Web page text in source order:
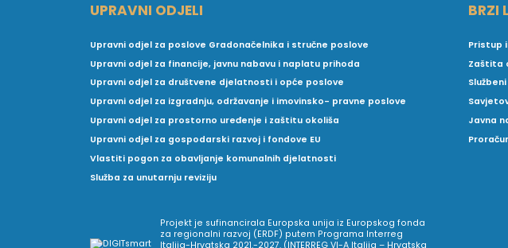
UPRAVNI ODJELI
Upravni odjel za poslove Gradonačelnika i stručne poslove
Upravni odjel za financije, javnu nabavu i naplatu prihoda
Upravni odjel za društvene djelatnosti i opće poslove
Upravni odjel za izgradnju, održavanje i imovinsko- pravne poslove
Upravni odjel za prostorno uređenje i zaštitu okoliša
Upravni odjel za gospodarski razvoj i fondove EU
Vlastiti pogon za obavljanje komunalnih djelatnosti
Služba za unutarnju reviziju
BRZI
Pristup
Zaštita
Javna
Projekt je sufinancirala Europska unija iz Europskog fonda
za regionalni razvoj (ERDF) putem Programa Interreg
Italija-Hrvatska 2021.-2027. (INTERREG VI-A Italija – Hrvatska